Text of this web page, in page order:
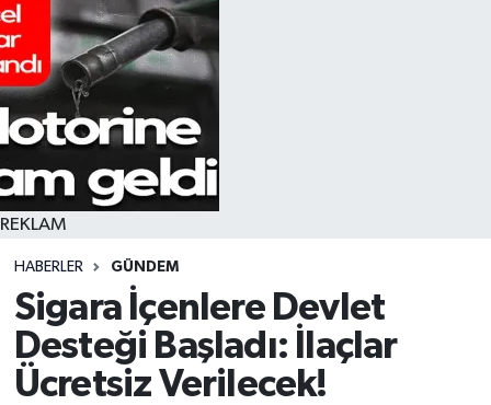
REKLAM
HABERLER GÜNDEM
Sigara İçenlere Devlet
Desteği Başladı: İlaçlar
Ücretsiz Verilecek!